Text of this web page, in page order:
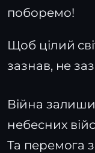
поборемо!
Щоб цілий
зазнав, не
Війна
небесних
Та перемога